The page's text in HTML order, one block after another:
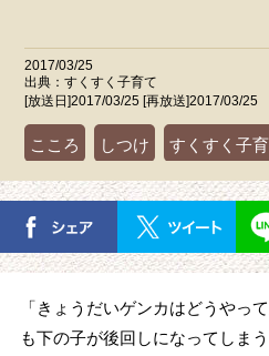
2017/03/25
出典：すくすく子育て
[放送日]2017/03/25 [再放送]2017/03/25
こころ しつけ すくすく子
セルフケア パパ ママ 兄
「きょうだいゲンカはどうやっ
も下の子が後回しになってしま